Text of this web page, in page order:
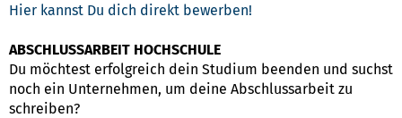
Hier kannst Du dich direkt bewerben!
ABSCHLUSSARBEIT HOCHSCHULE
Du möchtest erfolgreich dein Studium beenden und suchst
noch ein Unternehmen, um deine Abschlussarbeit zu
schreiben?